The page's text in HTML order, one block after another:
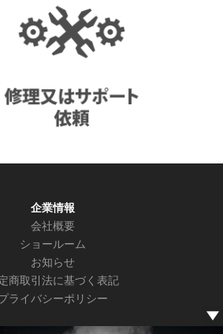
企業情報
会社概要
ショールーム
お知らせ
商取引法に基づく表記
ライバシーポリシー